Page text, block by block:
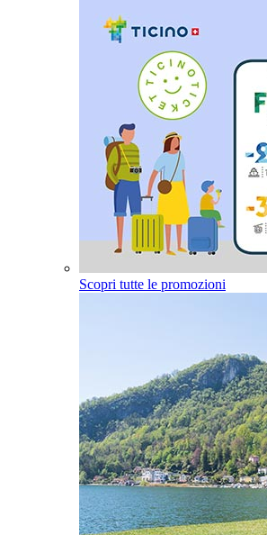
Scopri tutte le promozioni